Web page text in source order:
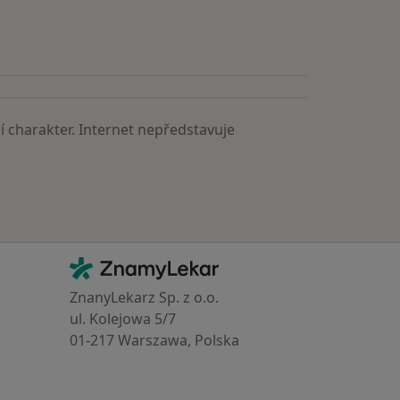
charakter. Internet nepředstavuje
Kontakt
ZnamyLekar - Hlavní stránka
ZnanyLekarz Sp. z o.o.
ul. Kolejowa 5/7
01-217 Warszawa, Polska